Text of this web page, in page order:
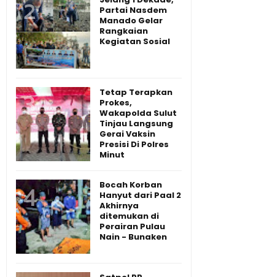
Partai Nasdem
Manado Gelar
Rangkaian
Kegiatan Sosial
Tetap Terapkan
Prokes,
Wakapolda Sulut
Tinjau Langsung
Gerai Vaksin
Presisi Di Polres
Minut
Bocah Korban
Hanyut dari Paal 2
Akhirnya
ditemukan di
Perairan Pulau
Nain - Bunaken